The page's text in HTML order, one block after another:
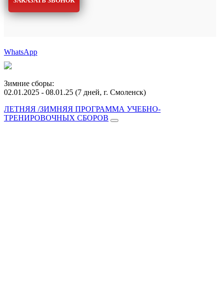
WhatsApp
Зимние сборы:
02.01.2025 - 08.01.25 (7 дней, г. Смоленск)
ЛЕТНЯЯ /ЗИМНЯЯ ПРОГРАММА УЧЕБНО-
ТРЕНИРОВОЧНЫХ СБОРОВ